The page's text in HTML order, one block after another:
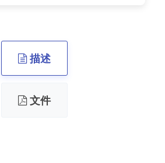
描述
文件